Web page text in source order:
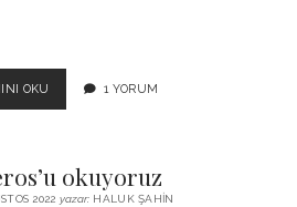
OKU YEREL
YÖNETICILER,
OLUN!
1 YORUM
okuyoruz
2022 yazar: HALUK ŞAHIN